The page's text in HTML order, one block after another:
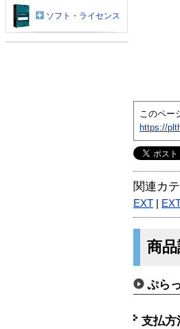
このペー
https://
関連カ
EXT
商品
ぷら
支払方
ソフト・ライセンス